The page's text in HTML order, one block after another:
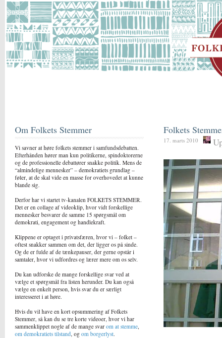
Om Folkets Stemmer
Vi savner at høre folkets stemmer i samfundsdebatten.
Efterhånden hører man kun politikerne, spindoktorerne
og de professionelle debattører snakke politik. Mens de
“almindelige mennesker” – demokratiets grundlag –
føler, at de skal vide en masse for overhovedet at kunne
blande sig.
Derfor har vi startet tv-kanalen FOLKETS STEMMER.
Det er en collage af videoklip, hvor vidt forskellige
mennesker besvarer de samme 15 spørgsmål om
demokrati, engagement og handlekraft.
Klippene er optaget i privatsfæren, hvor vi – folket –
oftest snakker sammen om det, der ligger os på sinde.
Og de er fulde af de tænkepauser, der gerne opstår i
samtaler, hvor vi udfordres og lærer mere om os selv.
Du kan udforske de mange forskellige svar ved at
vælge et spørgsmål fra listen herunder. Du kan også
vælge en enkelt person, hvis svar du er særligt
interesseret i at høre.
Hvis du vil have en kort opsummering af Folkets
Stemmer, så kan du se tre korte videoer, hvor vi har
sammenklippet nogle af de mange svar om at stemme,
om demokratiets tilstand, og om borgerlyst.
Folkets
17. marts 2010